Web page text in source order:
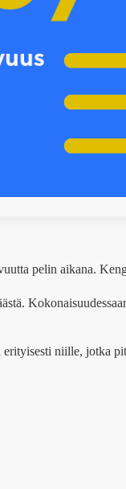
pelin aikana.
niille, jotka